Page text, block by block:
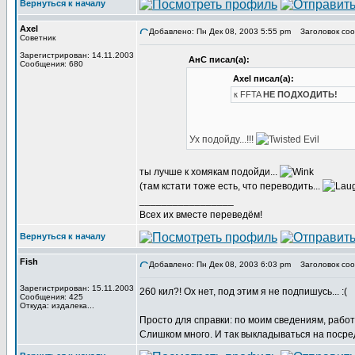
Вернуться к началу
Axel
Советник
Зарегистрирован: 14.11.2003
Сообщения: 680
Добавлено: Пн Дек 08, 2003 5:55 pm Заголовок
АнС писал(а):
Axel писал(а):
к FFTAНЕ ПОДХОДИТЬ!
Ух подойду...!!!
ты лучше к хомякам подойди...
(там кстати тоже есть, что переводить...
Всех их вместе переведём!
Вернуться к началу
Fish
Зарегистрирован: 15.11.2003
Сообщения: 425
Откуда: издалека...
Добавлено: Пн Дек 08, 2003 6:03 pm Заголовок
260 кил?! Ох нет, под этим я не подпишусь... :(
Просто для справки: по моим сведениям,
Слишком много. И так выкладываться на